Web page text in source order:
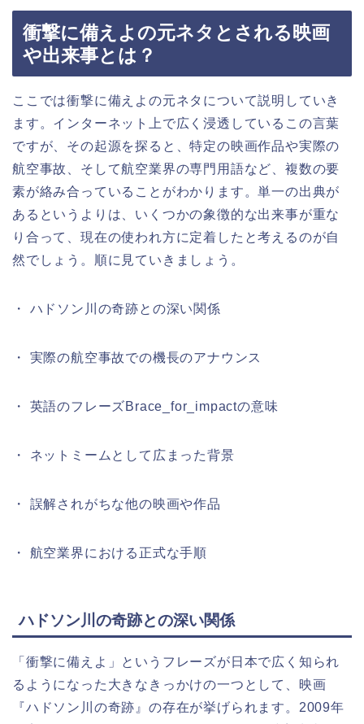
衝撃に備えよの元ネタとされる映画
や出来事とは？
ここでは衝撃に備えよの元ネタについて説明していき
ます。インターネット上で広く浸透しているこの言葉
ですが、その起源を探ると、特定の映画作品や実際の
航空事故、そして航空業界の専門用語など、複数の要
素が絡み合っていることがわかります。単一の出典が
あるというよりは、いくつかの象徴的な出来事が重な
り合って、現在の使われ方に定着したと考えるのが自
然でしょう。順に見ていきましょう。
・ ハドソン川の奇跡との深い関係
・ 実際の航空事故での機長のアナウンス
・ 英語のフレーズBrace_for_impactの意味
・ ネットミームとして広まった背景
・ 誤解されがちな他の映画や作品
・ 航空業界における正式な手順
ハドソン川の奇跡との深い関係
「衝撃に備えよ」というフレーズが日本で広く知られ
るようになった大きなきっかけの一つとして、映画
『ハドソン川の奇跡』の存在が挙げられます。2009年